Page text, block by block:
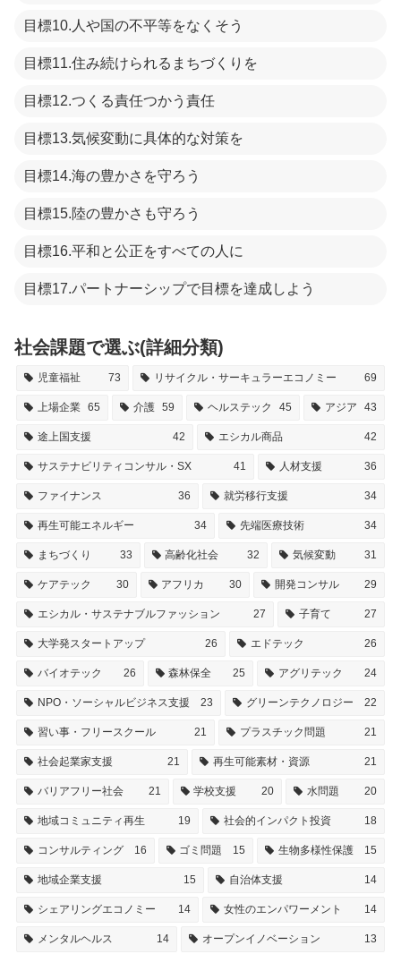
目標10.人や国の不平等をなくそう
目標11.住み続けられるまちづくりを
目標12.つくる責任つかう責任
目標13.気候変動に具体的な対策を
目標14.海の豊かさを守ろう
目標15.陸の豊かさも守ろう
目標16.平和と公正をすべての人に
目標17.パートナーシップで目標を達成しよう
社会課題で選ぶ(詳細分類)
児童福祉 73 リサイクル・サーキュラーエコノミー 69
上場企業 65 介護 59 ヘルステック 45 アジア 43
途上国支援 42 エシカル商品 42
サステナビリティコンサル・SX 41 人材支援 36
ファイナンス 36 就労移行支援 34
再生可能エネルギー 34 先端医療技術 34
まちづくり 33 高齢化社会 32 気候変動 31
ケアテック 30 アフリカ 30 開発コンサル 29
エシカル・サステナブルファッション 27 子育て 27
大学発スタートアップ 26 エドテック 26
バイオテック 26 森林保全 25 アグリテック 24
NPO・ソーシャルビジネス支援 23 グリーンテクノロジー 22
習い事・フリースクール 21 プラスチック問題 21
社会起業家支援 21 再生可能素材・資源 21
バリアフリー社会 21 学校支援 20 水問題 20
地域コミュニティ再生 19 社会的インパクト投資 18
コンサルティング 16 ゴミ問題 15 生物多様性保護 15
地域企業支援 15 自治体支援 14
シェアリングエコノミー 14 女性のエンパワーメント 14
メンタルヘルス 14 オープンイノベーション 13